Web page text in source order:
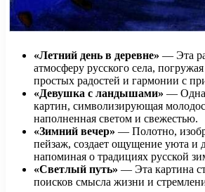
«Летний день в деревне» — Эта
атмосферу русского села,
простых радостей и гармонии с
«Девушка с ландышами» — Одна
картин, символизирующая
наполненная светом и свежестью.
«Зимний вечер» — Полотно,
пейзаж, создает ощущение уюта и
напоминая о традициях русской
«Светлый путь» — Эта картина
поисков смысла жизни и